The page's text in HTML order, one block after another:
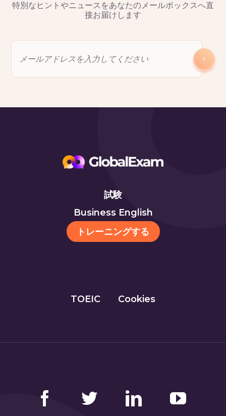
特別なヒントやニュースをあなたのメールボックスへ直
接お届けします
試験
Business English
トレーニングする
TOEIC Cookies